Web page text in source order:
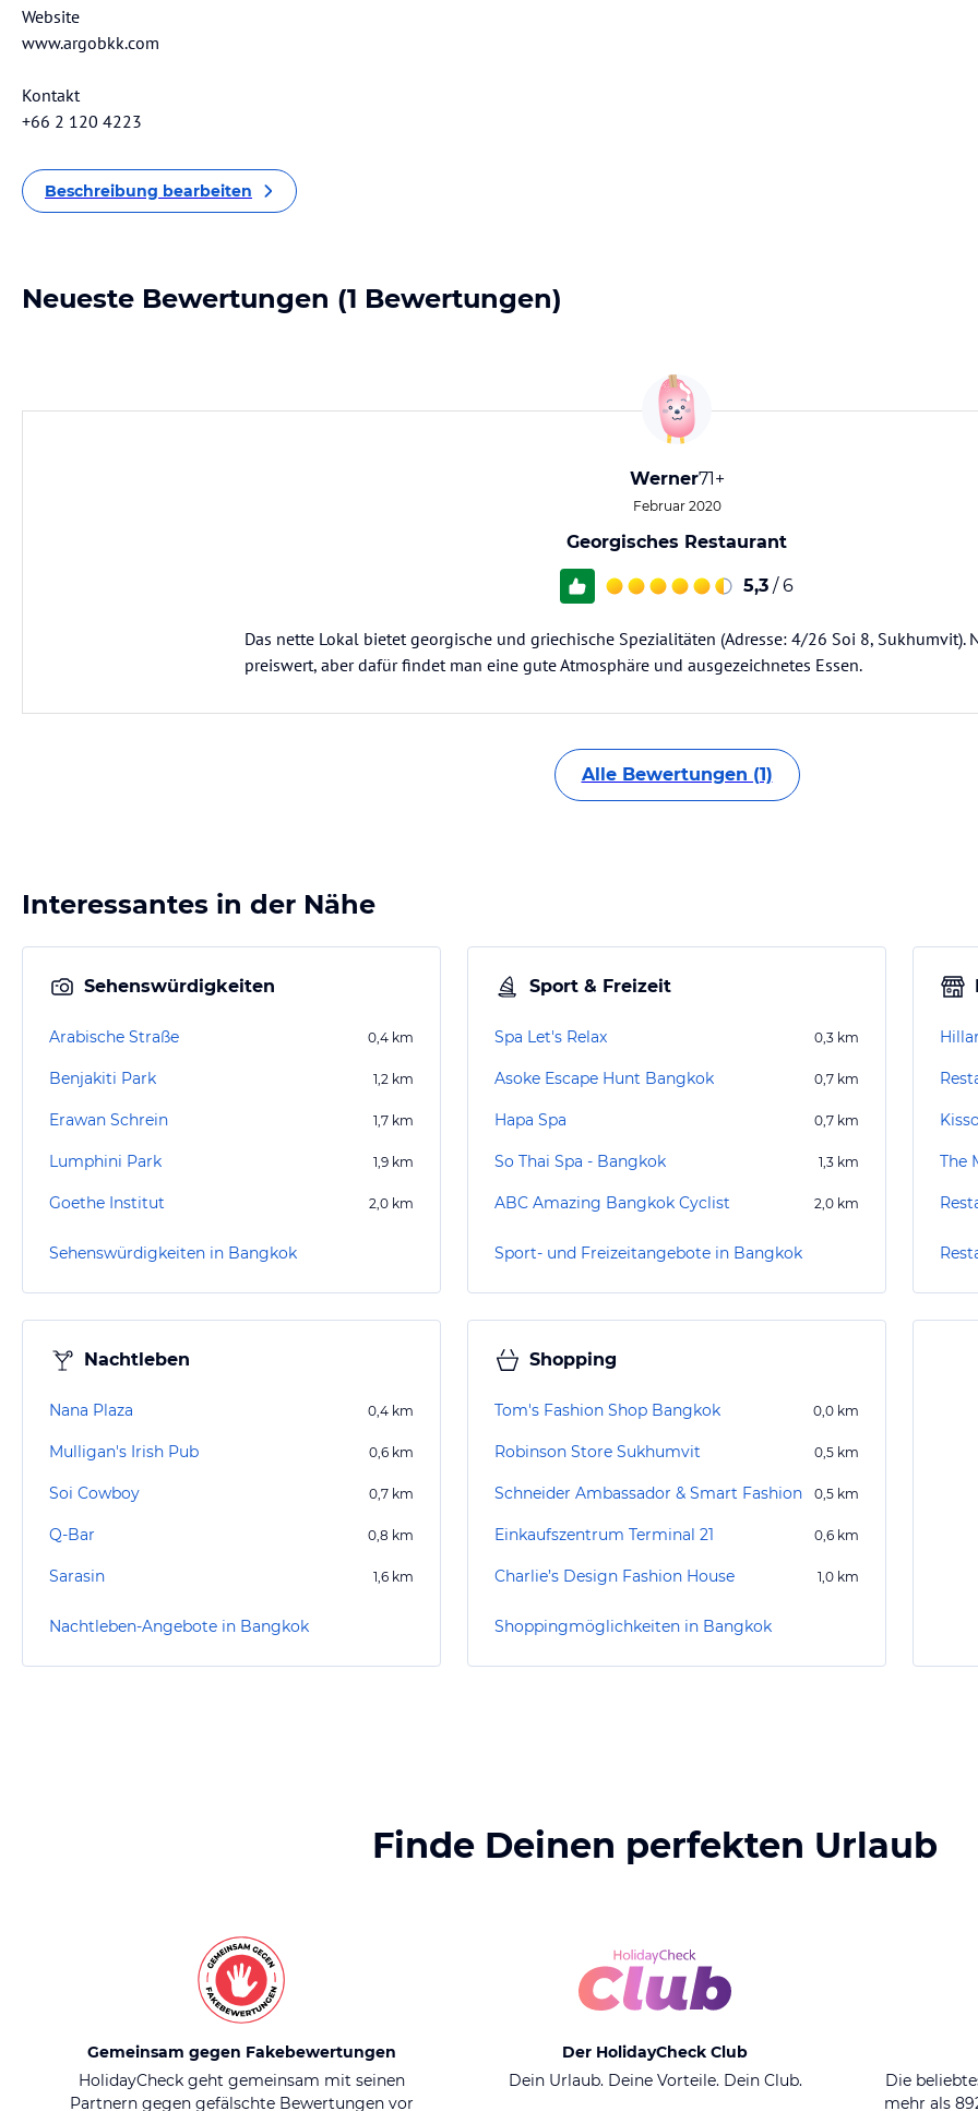
Website
www.argobkk.com
Kontakt
+66 2 120 4223
Beschreibung bearbeiten
Neueste Bewertungen (1 Bewertungen)
Werner71+
Februar 2020
Georgisches Restaurant
5,3 / 6
Das nette Lokal bietet georgische und griechische Spezialitäten (Adresse: 4/26 Soi 8, Sukhumvit).
preiswert, aber dafür findet man eine gute Atmosphäre und ausgezeichnetes Essen.
Alle Bewertungen (1)
Interessantes in der Nähe
Sehenswürdigkeiten
Arabische Straße 0,4 km
Benjakiti Park 1,2 km
Erawan Schrein 1,7 km
Lumphini Park 1,9 km
Goethe Institut 2,0 km
Sehenswürdigkeiten in Bangkok
Sport & Freizeit
Spa Let's Relax 0,3 km
Asoke Escape Hunt Bangkok 0,7 km
Hapa Spa 0,7 km
So Thai Spa - Bangkok 1,3 km
ABC Amazing Bangkok Cyclist 2,0 km
Sport- und Freizeitangebote in Bangkok
The
Nachtleben
Nana Plaza 0,4 km
Mulligan's Irish Pub 0,6 km
Soi Cowboy 0,7 km
Q-Bar 0,8 km
Sarasin 1,6 km
Nachtleben-Angebote in Bangkok
Shopping
Tom's Fashion Shop Bangkok 0,0 km
Robinson Store Sukhumvit 0,5 km
Schneider Ambassador & Smart Fashion 0,5 km
Einkaufszentrum Terminal 21 0,6 km
Charlie’s Design Fashion House 1,0 km
Shoppingmöglichkeiten in Bangkok
Finde Deinen perfekten Urlaub
Gemeinsam gegen Fakebewertungen
HolidayCheck geht gemeinsam mit seinen
Partnern gegen gefälschte Bewertungen vor
Der HolidayCheck Club
Dein Urlaub. Deine Vorteile. Dein Club.
Die
mehr als